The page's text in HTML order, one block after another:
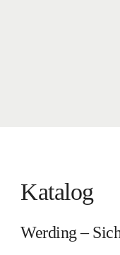
Katalog
Werding –